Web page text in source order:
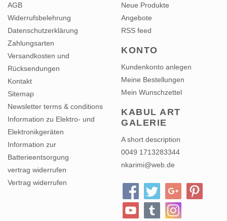
Widerrufsbelehrung
Datenschutzerklärung
Zahlungsarten
Versandkosten und
Rücksendungen
Kontakt
Sitemap
Newsletter terms & conditions
Information zu Elektro- und
Elektronikgeräten
Information zur
Batterieentsorgung
vertrag widerrufen
Vertrag widerrufen
Angebote
RSS feed
Kundenkonto anlegen
Meine Bestellungen
Mein Wunschzettel
GALERIE
A short description
0049 1713283344
nkarimi@web.de